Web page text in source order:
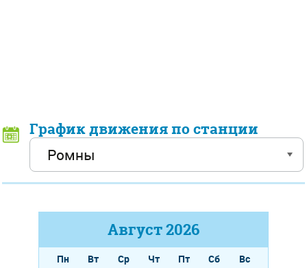
График движения по станции
Август2026
Пн Вт Ср Чт Пт Сб
Вс